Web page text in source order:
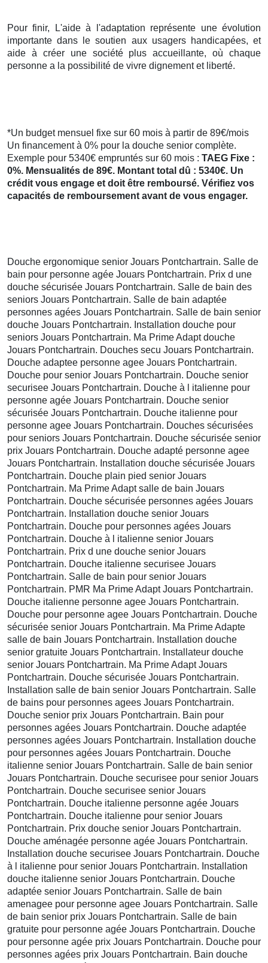
Pour finir, L'aide à l'adaptation représente une évolution
importante dans le soutien aux usagers handicapées, et
aide à créer une société plus accueillante, où chaque
personne a la possibilité de vivre dignement et liberté.
*Un budget mensuel fixe sur 60 mois à partir de 89€/mois
Un financement à 0% pour la douche senior complète.
Exemple pour 5340€ empruntés sur 60 mois : TAEG Fixe :
0%. Mensualités de 89€. Montant total dû : 5340€. Un
crédit vous engage et doit être remboursé. Vérifiez vos
capacités de remboursement avant de vous engager.
Douche ergonomique senior Jouars Pontchartrain. Salle de
bain pour personne agée Jouars Pontchartrain. Prix d une
douche sécurisée Jouars Pontchartrain. Salle de bain des
seniors Jouars Pontchartrain. Salle de bain adaptée
personnes agées Jouars Pontchartrain. Salle de bain senior
douche Jouars Pontchartrain. Installation douche pour
seniors Jouars Pontchartrain. Ma Prime Adapt douche
Jouars Pontchartrain. Douches secu Jouars Pontchartrain.
Douche adaptee personne agee Jouars Pontchartrain.
Douche pour senior Jouars Pontchartrain. Douche senior
securisee Jouars Pontchartrain. Douche à l italienne pour
personne agée Jouars Pontchartrain. Douche senior
sécurisée Jouars Pontchartrain. Douche italienne pour
personne agee Jouars Pontchartrain. Douches sécurisées
pour seniors Jouars Pontchartrain. Douche sécurisée senior
prix Jouars Pontchartrain. Douche adapté personne agee
Jouars Pontchartrain. Installation douche sécurisée Jouars
Pontchartrain. Douche plain pied senior Jouars
Pontchartrain. Ma Prime Adapt salle de bain Jouars
Pontchartrain. Douche sécurisée personnes agées Jouars
Pontchartrain. Installation douche senior Jouars
Pontchartrain. Douche pour personnes agées Jouars
Pontchartrain. Douche à l italienne senior Jouars
Pontchartrain. Prix d une douche senior Jouars
Pontchartrain. Douche italienne securisee Jouars
Pontchartrain. Salle de bain pour senior Jouars
Pontchartrain. PMR Ma Prime Adapt Jouars Pontchartrain.
Douche italienne personne agee Jouars Pontchartrain.
Douche pour personne agee Jouars Pontchartrain. Douche
sécurisée senior Jouars Pontchartrain. Ma Prime Adapte
salle de bain Jouars Pontchartrain. Installation douche
senior gratuite Jouars Pontchartrain. Installateur douche
senior Jouars Pontchartrain. Ma Prime Adapt Jouars
Pontchartrain. Douche sécurisée Jouars Pontchartrain.
Installation salle de bain senior Jouars Pontchartrain. Salle
de bains pour personnes agees Jouars Pontchartrain.
Douche senior prix Jouars Pontchartrain. Bain pour
personnes agées Jouars Pontchartrain. Douche adaptée
personnes agées Jouars Pontchartrain. Installation douche
pour personnes agées Jouars Pontchartrain. Douche
italienne senior Jouars Pontchartrain. Salle de bain senior
Jouars Pontchartrain. Douche securisee pour senior Jouars
Pontchartrain. Douche securisee senior Jouars
Pontchartrain. Douche italienne personne agée Jouars
Pontchartrain. Douche italienne pour senior Jouars
Pontchartrain. Prix douche senior Jouars Pontchartrain.
Douche aménagée personne agée Jouars Pontchartrain.
Installation douche securisee Jouars Pontchartrain. Douche
à l italienne pour senior Jouars Pontchartrain. Installation
douche italienne senior Jouars Pontchartrain. Douche
adaptée senior Jouars Pontchartrain. Salle de bain
amenagee pour personne agee Jouars Pontchartrain. Salle
de bain senior prix Jouars Pontchartrain. Salle de bain
gratuite pour personne agée Jouars Pontchartrain. Douche
pour personne agée prix Jouars Pontchartrain. Douche pour
personnes agées prix Jouars Pontchartrain. Bain douche